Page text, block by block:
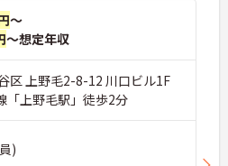
やブランクがある方で
う、手厚いサポート体
際は、書面だけで済
スタッフが同行して丁
者様の住み慣れたご自
合うケアができるた
介護をしたい」という
の環境です。
制度が豊富＞「進研ゼ
ネッセグループなら
～
～想定年収
区 上野毛2-8-12 川口ビル1F
「上野毛駅」徒歩2分
)